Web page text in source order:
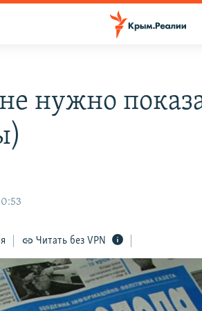
нужно
Читать без VPN